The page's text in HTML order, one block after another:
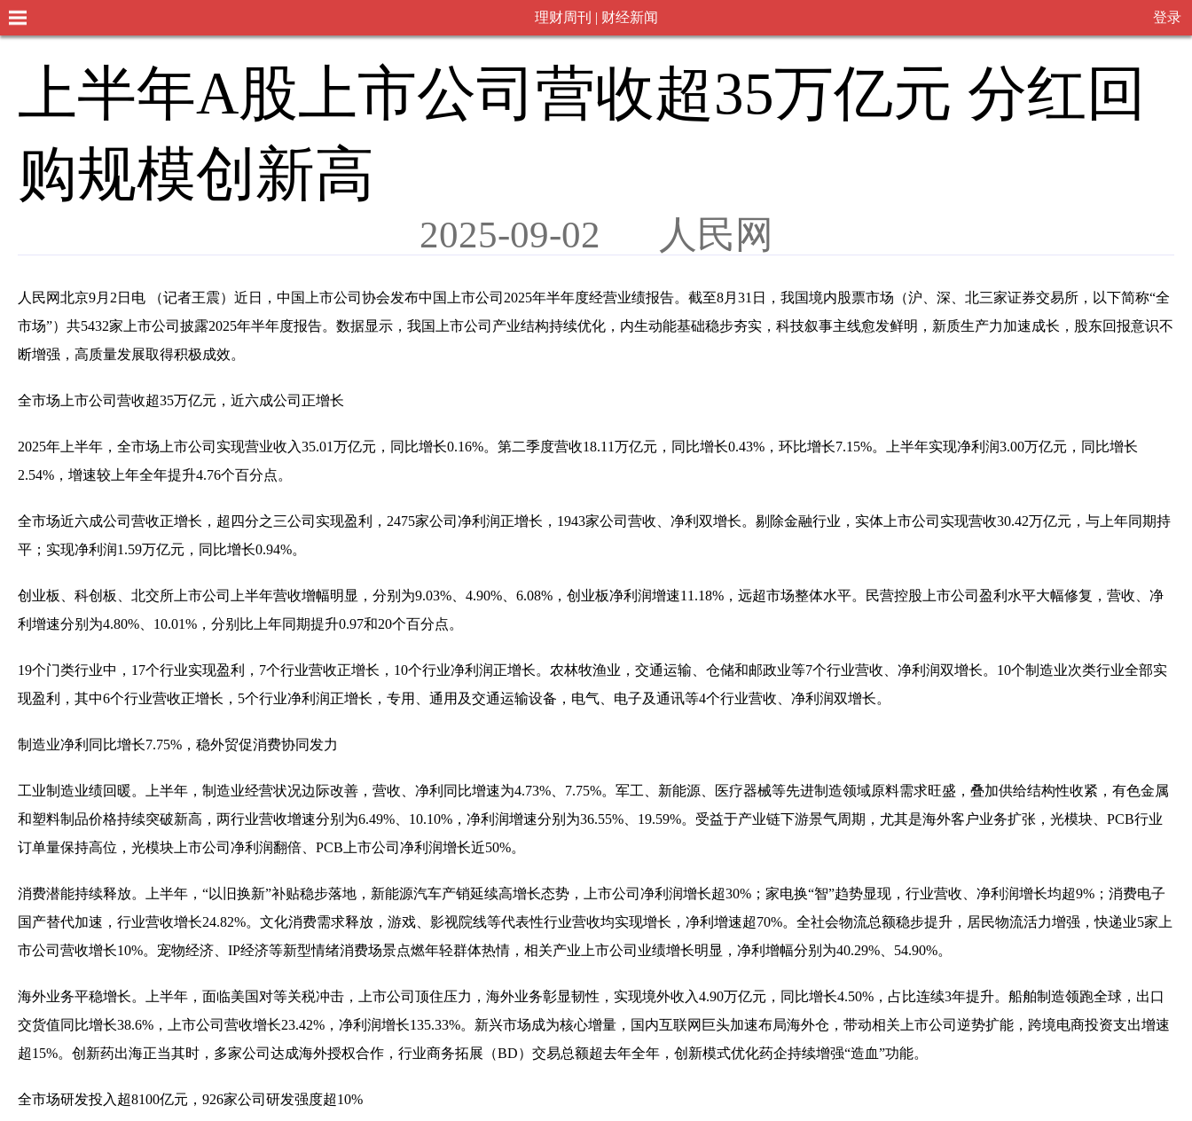
理财周刊 | 财经新闻 登录
上半年A股上市公司营收超35万亿元 分红回
购规模创新高
2025-09-02 人民网
人民网北京9月2日电 （记者王震）近日，中国上市公司协会发布中国上市公司2025年半年度经营业绩报告。截至8月31日，我国境内股票市场（沪、深、北三家证券交易所，以下简称“全
市场”）共5432家上市公司披露2025年半年度报告。数据显示，我国上市公司产业结构持续优化，内生动能基础稳步夯实，科技叙事主线愈发鲜明，新质生产力加速成长，股东回报意识不
断增强，高质量发展取得积极成效。
全市场上市公司营收超35万亿元，近六成公司正增长
2025年上半年，全市场上市公司实现营业收入35.01万亿元，同比增长0.16%。第二季度营收18.11万亿元，同比增长0.43%，环比增长7.15%。上半年实现净利润3.00万亿元，同比增长
2.54%，增速较上年全年提升4.76个百分点。
全市场近六成公司营收正增长，超四分之三公司实现盈利，2475家公司净利润正增长，1943家公司营收、净利双增长。剔除金融行业，实体上市公司实现营收30.42万亿元，与上年同期持
平；实现净利润1.59万亿元，同比增长0.94%。
创业板、科创板、北交所上市公司上半年营收增幅明显，分别为9.03%、4.90%、6.08%，创业板净利润增速11.18%，远超市场整体水平。民营控股上市公司盈利水平大幅修复，营收、净
利增速分别为4.80%、10.01%，分别比上年同期提升0.97和20个百分点。
19个门类行业中，17个行业实现盈利，7个行业营收正增长，10个行业净利润正增长。农林牧渔业，交通运输、仓储和邮政业等7个行业营收、净利润双增长。10个制造业次类行业全部实
现盈利，其中6个行业营收正增长，5个行业净利润正增长，专用、通用及交通运输设备，电气、电子及通讯等4个行业营收、净利润双增长。
制造业净利同比增长7.75%，稳外贸促消费协同发力
工业制造业绩回暖。上半年，制造业经营状况边际改善，营收、净利同比增速为4.73%、7.75%。军工、新能源、医疗器械等先进制造领域原料需求旺盛，叠加供给结构性收紧，有色金属
和塑料制品价格持续突破新高，两行业营收增速分别为6.49%、10.10%，净利润增速分别为36.55%、19.59%。受益于产业链下游景气周期，尤其是海外客户业务扩张，光模块、PCB行业
订单量保持高位，光模块上市公司净利润翻倍、PCB上市公司净利润增长近50%。
消费潜能持续释放。上半年，“以旧换新”补贴稳步落地，新能源汽车产销延续高增长态势，上市公司净利润增长超30%；家电换“智”趋势显现，行业营收、净利润增长均超9%；消费电子
国产替代加速，行业营收增长24.82%。文化消费需求释放，游戏、影视院线等代表性行业营收均实现增长，净利增速超70%。全社会物流总额稳步提升，居民物流活力增强，快递业5家上
市公司营收增长10%。宠物经济、IP经济等新型情绪消费场景点燃年轻群体热情，相关产业上市公司业绩增长明显，净利增幅分别为40.29%、54.90%。
海外业务平稳增长。上半年，面临美国对等关税冲击，上市公司顶住压力，海外业务彰显韧性，实现境外收入4.90万亿元，同比增长4.50%，占比连续3年提升。船舶制造领跑全球，出口
交货值同比增长38.6%，上市公司营收增长23.42%，净利润增长135.33%。新兴市场成为核心增量，国内互联网巨头加速布局海外仓，带动相关上市公司逆势扩能，跨境电商投资支出增速
超15%。创新药出海正当其时，多家公司达成海外授权合作，行业商务拓展（BD）交易总额超去年全年，创新模式优化药企持续增强“造血”功能。
全市场研发投入超8100亿元，926家公司研发强度超10%